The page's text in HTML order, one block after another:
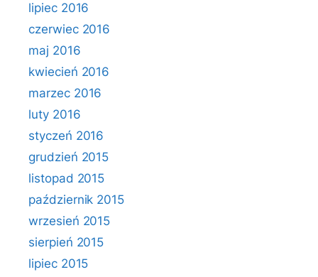
lipiec 2016
czerwiec 2016
maj 2016
kwiecień 2016
marzec 2016
luty 2016
styczeń 2016
grudzień 2015
listopad 2015
październik 2015
wrzesień 2015
sierpień 2015
lipiec 2015